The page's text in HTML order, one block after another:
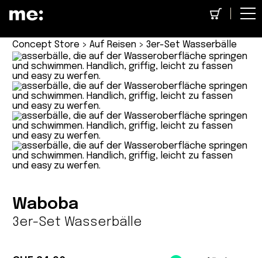
Concept Store > Auf Reisen > 3er-Set Wasserbälle
Waboba
3er-Set Wasserbälle